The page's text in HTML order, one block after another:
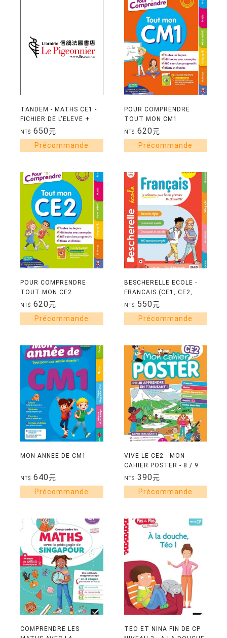
TANDEM - MATHS CE1 -
FICHIER DE L'ELEVE +
CAHIER DE GEOMETRIE -
PROGRAMME 2025
NT$ 650元
POUR COMPRENDRE
TOUT MON CM1
NT$ 620元
POUR COMPRENDRE
TOUT MON CE2
NT$ 620元
BESCHERELLE ECOLE -
FRANCAIS (CE1, CE2,
CM1, CM2) - NOUVELLE
EDITION
NT$ 550元
MON ANNEE DE CM1
NT$ 640元
VIVE LE CE2 - MON
CAHIER POSTER - 8 / 9
ANS
NT$ 390元
COMPRENDRE LES
TEO ET NINA FIN DE CP